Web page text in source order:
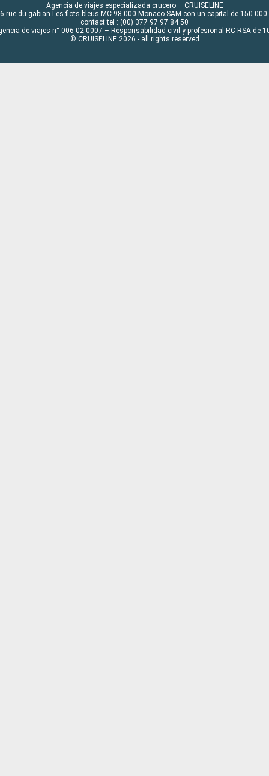
Agencia de viajes especializada crucero – CRUISELINE
rue du gabian Les flots bleus MC 98 000 Monaco SAM con un capital de 150 000
contact tel : (00) 377 97 97 84 50
de viajes n° 006 02 0007 – Responsabilidad civil y profesional RC RSA de
© CRUISELINE 2026 - all rights reserved